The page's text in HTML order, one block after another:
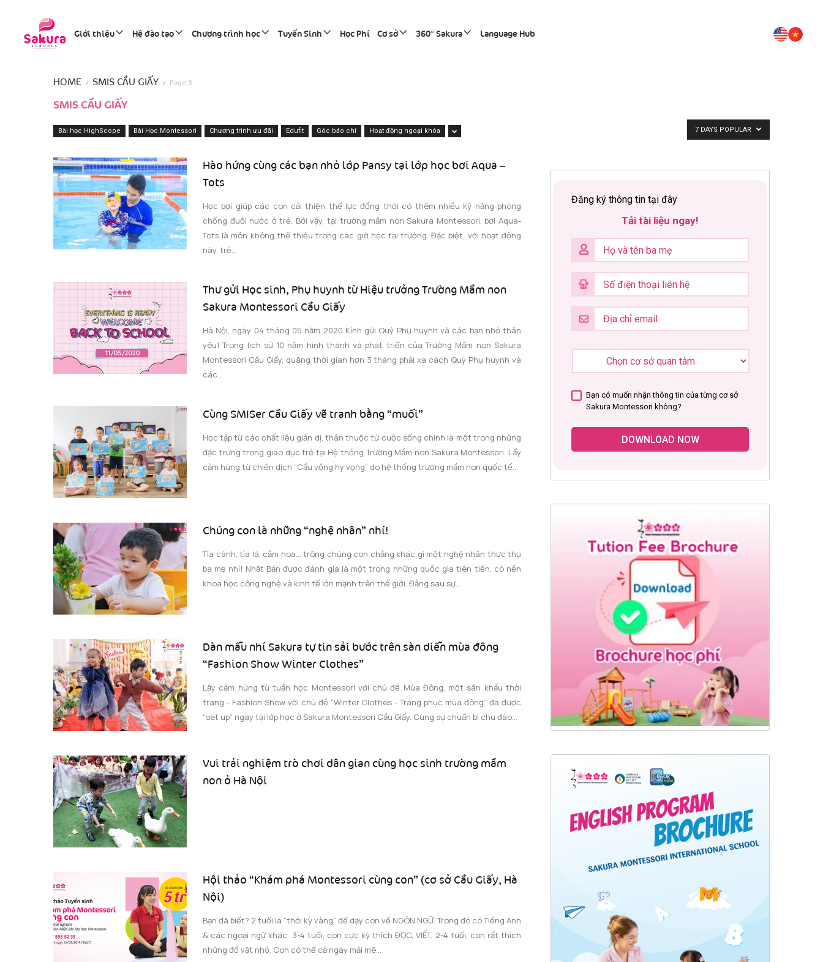
Giới thiệu Hệ đào tạo Chương trình học Tuyển Sinh Học Phí Cơ sở 360° Sakura Language Hub
HOME SMIS CẦU GIẤY Page 3
SMIS CẦU GIẤY
Bài học HighScope Bài Học Montessori Chương trình ưu đãi Edufit Góc báo chí Hoạt động ngoại khóa 7 DAYS POPULAR
Hào hứng cùng các bạn nhỏ lớp Pansy tại lớp học bơi Aqua –
Tots
Học bơi giúp các con cải thiện thể lực đồng thời có thêm nhiều kỹ năng phòng
chống đuối nước ở trẻ. Bởi vậy, tại trường mầm non Sakura Montessori, bơi Aqua-
Tots là môn không thể thiếu trong các giờ học tại trường. Đặc biệt, với hoạt động
này, trẻ...
Thư gửi Học sinh, Phụ huynh từ Hiệu trưởng Trường Mầm non
Sakura Montessori Cầu Giấy
Hà Nội, ngày 04 tháng 05 năm 2020 Kính gửi Quý Phụ huynh và các bạn nhỏ thân
yêu! Trong lịch sử 10 năm hình thành và phát triển của Trường Mầm non Sakura
Montessori Cầu Giấy, quãng thời gian hơn 3 tháng phải xa cách Quý Phụ huynh và
các...
Cùng SMISer Cầu Giấy vẽ tranh bằng “muối”
Học tập từ các chất liệu giản dị, thân thuộc từ cuộc sống chính là một trong những
đặc trưng trong giáo dục trẻ tại Hệ thống Trường Mầm non Sakura Montessori. Lấy
cảm hứng từ chiến dịch “Cầu vồng hy vọng” do hệ thống trường mầm non quốc tế...
Chúng con là những “nghệ nhân” nhí!
Tỉa cành, tỉa lá, cắm hoa… trông chúng con chẳng khác gì một nghệ nhân thực thụ
ba mẹ nhỉ! Nhật Bản được đánh giá là một trong những quốc gia tiên tiến, có nền
khoa học công nghệ và kinh tế lớn mạnh trên thế giới. Đằng sau sự...
Dàn mẫu nhí Sakura tự tin sải bước trên sàn diễn mùa đông
“Fashion Show Winter Clothes”
Lấy cảm hứng từ tuần học Montessori với chủ đề Mùa Đông, một sân khấu thời
trang - Fashion Show với chủ đề “Winter Clothes - Trang phục mùa đông” đã được
“set up” ngay tại lớp học ở Sakura Montessori Cầu Giấy. Cùng sự chuẩn bị chu đáo...
Vui trải nghiệm trò chơi dân gian cùng học sinh trường mầm
non ở Hà Nội
Hội thảo “Khám phá Montessori cùng con” (cơ sở Cầu Giấy, Hà
Nội)
Bạn đã biết? 2 tuổi là “thời kỳ vàng” để dạy con về NGÔN NGỮ. Trong đó có Tiếng Anh
& các ngoại ngữ khác. 3-4 tuổi, con cực kỳ thích ĐỌC, VIẾT. 2-4 tuổi, con rất thích
những đồ vật nhỏ. Con có thể cả ngày mải mê...
Đăng ký thông tin tại đây
Tải tài liệu ngay!
Bạn có muốn nhận thông tin của từng cơ sở
Sakura Montessori không?